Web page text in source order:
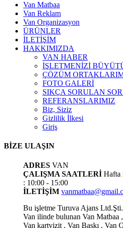
Van Matbaa
Van Reklam
Van Organizasyon
ÜRÜNLER
İLETİŞİM
HAKKIMIZDA
VAN HABER
İŞLETMENİZİ
ÇÖZÜM
FOTO GALERİ
SIKÇA SORULAN
REFERANSLARIMIZ
Biz, Siziz
Gizlilik İlkesi
Giriş
BİZE ULAŞIN
ADRES VAN
ÇALIŞMA SAATLERİ Hafta
: 10:00 - 15:00
İLETİŞİM
Bu işletme Turuva Ajans
Van ilinde bulunan Van Matbaa
Van kartvizit , Van Baskı , Van